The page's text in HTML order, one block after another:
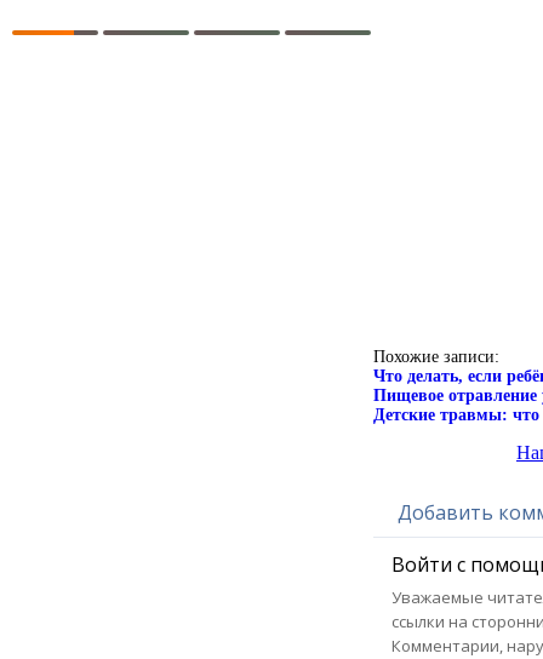
Похожие записи:
Что делать, если
Пищевое отравление
Детские травмы: что
Добавить
Войти с
Уважаемые
ссылки на
Комментарии,